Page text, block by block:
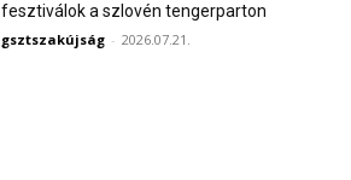
fesztiválok a szlovén tengerparton
gsztszakújság - 2026.07.21.